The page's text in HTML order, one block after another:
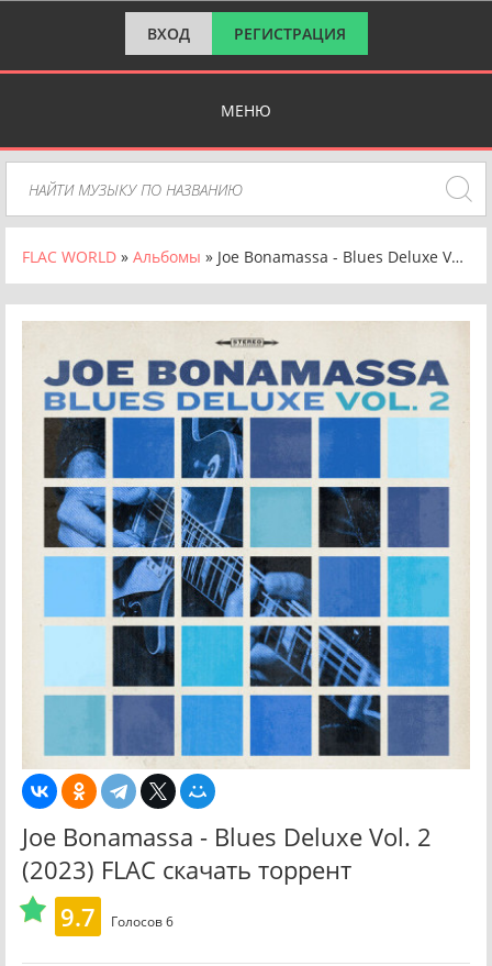
ВХОД РЕГИСТРАЦИЯ
МЕНЮ
FLAC WORLD » Альбомы » Joe Bonamassa - Blues Deluxe Vol. 2 [24Bit, Hi-Res] (2023) FLAC
Joe Bonamassa - Blues Deluxe Vol. 2
(2023) FLAC скачать торрент
9.7
Голосов6